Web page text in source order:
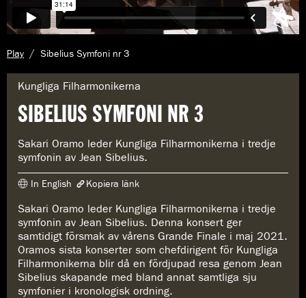
Play
A
u
e
l
s
i
d
a
Sibelius Symfoni nr 3
G
n
r
e
:
Kungliga Filharmonikerna
SIBELIUS SYMFONI NR 3
Sakari Oramo leder Kungliga Filharmonikerna i tredje
symfonin av Jean Sibelius.
In English Kopiera länk
Länken har kopierats
https://www.konserthuset.se/play/sibelius-symfoni-nr-3/
Sakari Oramo leder Kungliga Filharmonikerna i tredje
symfonin av Jean Sibelius. Denna konsert ger
samtidigt försmak av vårens Grande Finale i maj 2021.
Oramos sista konserter som chefdirigent för Kungliga
Filharmonikerna blir då en fördjupad resa genom Jean
Sibelius skapande med bland annat samtliga sju
symfonier i kronologisk ordning.